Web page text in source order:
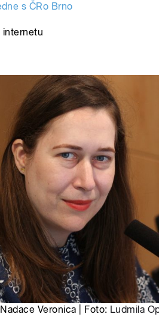
s ČRo Brno
internetu
Veronica | Foto: Ludmila